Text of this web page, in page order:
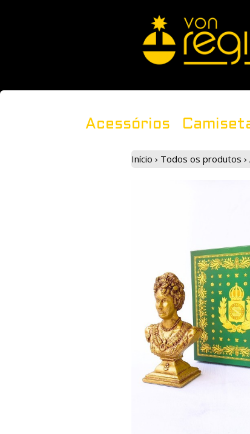
Acessórios
Início › Todos os produtos ›